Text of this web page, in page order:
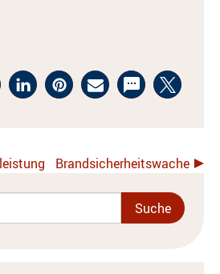
Brandsicherheitswache